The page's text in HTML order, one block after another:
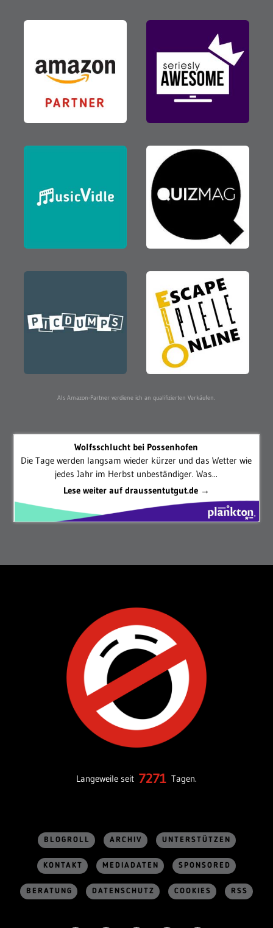
Als Amazon-Partner verdiene ich an qualifizierten Verkäufen.
Wolfsschlucht bei Possenhofen
Die Tage werden langsam wieder kürzer und das Wetter wie
jedes Jahr im Herbst unbeständiger. Was...
Lese weiter auf draussentutgut.de →
Langeweile seit 7271 Tagen.
BLOGROLL ARCHIV UNTERSTÜTZEN
KONTAKT MEDIADATEN SPONSORED
BERATUNG DATENSCHUTZ COOKIES RSS